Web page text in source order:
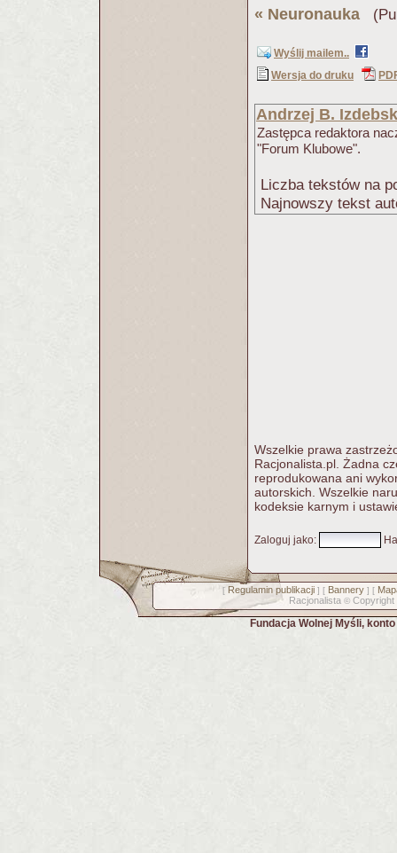
« Neuronauka
Wyślij mailem..
Wersja do druku
Andrzej B.
Zastępca redaktora
"Forum Klubowe".
Liczba tekstów na
Najnowszy tekst
Wszelkie prawa
Racjonalista.pl. Żadna
reprodukowana ani
autorskich. Wszelkie
kodeksie karnym i
Zaloguj jako:
[ Regulamin publikacji] [ Bannery] [
Racjonalista © Copyright
Fundacja Wolnej Myśli,